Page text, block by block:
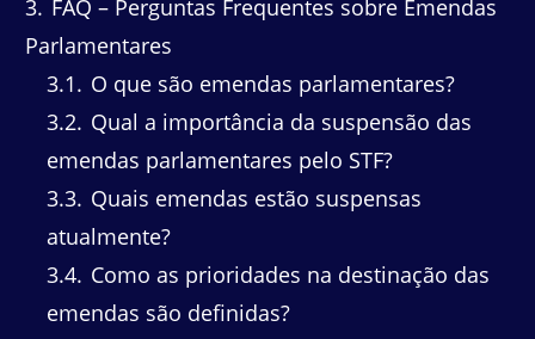
3 FAQ – Perguntas Frequentes sobre Emendas
Parlamentares
3.1
O que são emendas parlamentares?
3.2 Qual a importância da suspensão das
emendas parlamentares pelo STF?
3.3 Quais emendas estão suspensas
atualmente?
3.4 Como as prioridades na destinação das
emendas são definidas?